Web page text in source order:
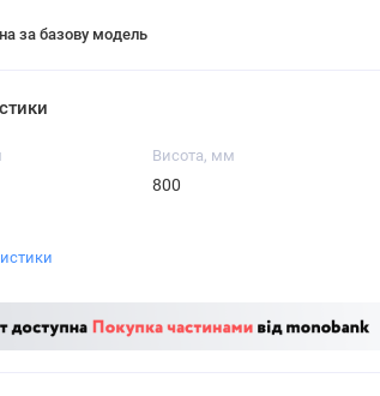
за базову модель
Висота, мм
800